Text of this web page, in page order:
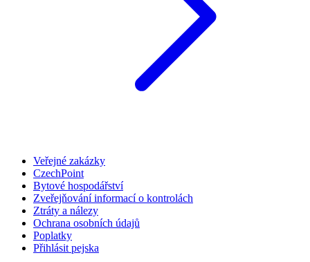
Veřejné zakázky
CzechPoint
Bytové hospodářství
Zveřejňování informací o kontrolách
Ztráty a nálezy
Ochrana osobních údajů
Poplatky
Přihlásit pejska